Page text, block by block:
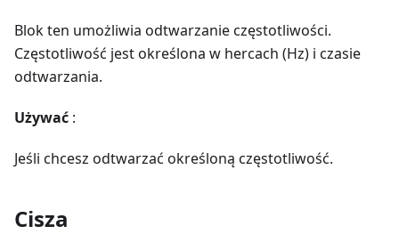
Blok ten umożliwia odtwarzanie częstotliwości.
Częstotliwość jest określona w hercach (Hz) i czasie
odtwarzania.
Używać :
Jeśli chcesz odtwarzać określoną częstotliwość.
Cisza